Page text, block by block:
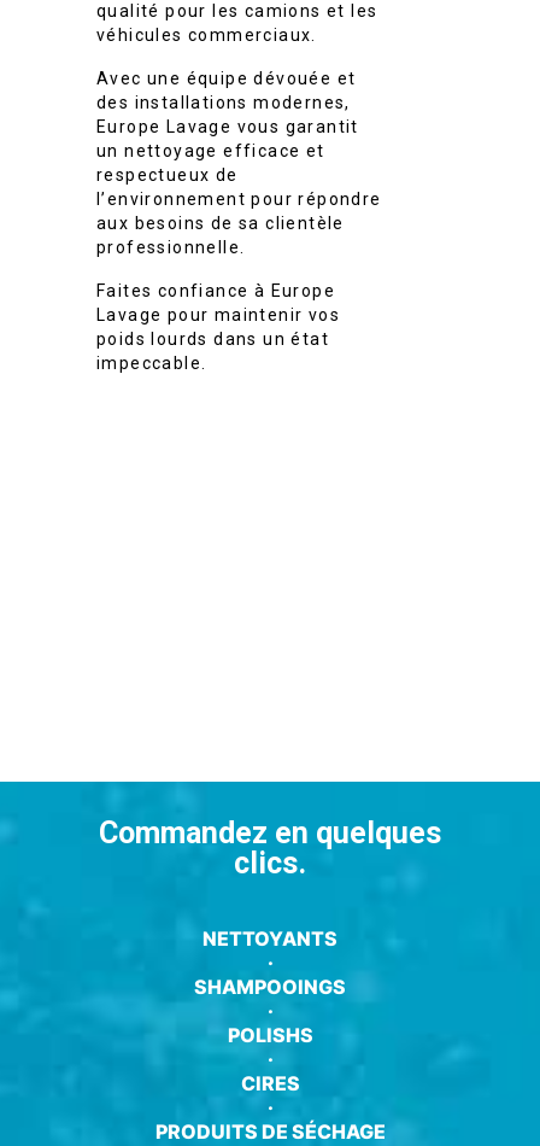
qualité pour les camions et les
véhicules commerciaux.
Avec une équipe dévouée et
des installations modernes,
Europe Lavage vous garantit
un nettoyage efficace et
respectueux de
l’environnement pour répondre
aux besoins de sa clientèle
professionnelle.
Faites confiance à Europe
Lavage pour maintenir vos
poids lourds dans un état
impeccable.
Commandez en quelques
clics.
NETTOYANTS
·
SHAMPOOINGS
·
POLISHS
·
CIRES
·
PRODUITS DE SÉCHAGE